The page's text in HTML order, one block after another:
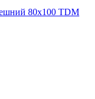
80х100 TDM